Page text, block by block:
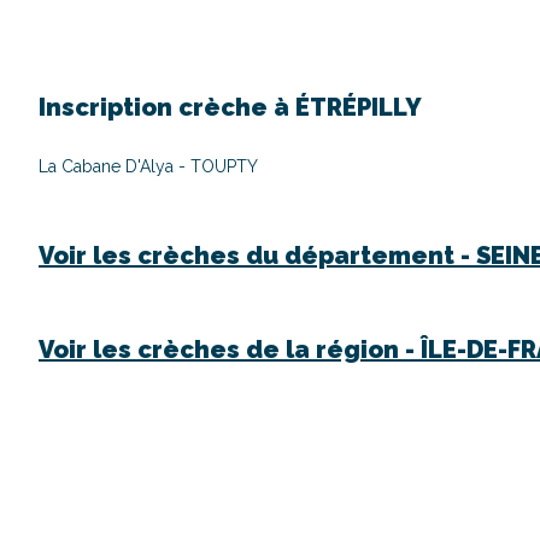
Inscription crèche à ÉTRÉPILLY
La Cabane D'Alya - TOUPTY
Voir les crèches du département -
Voir les crèches de la région - ÎLE-DE-